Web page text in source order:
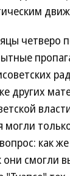
четверо
других
могли
как
они смогли